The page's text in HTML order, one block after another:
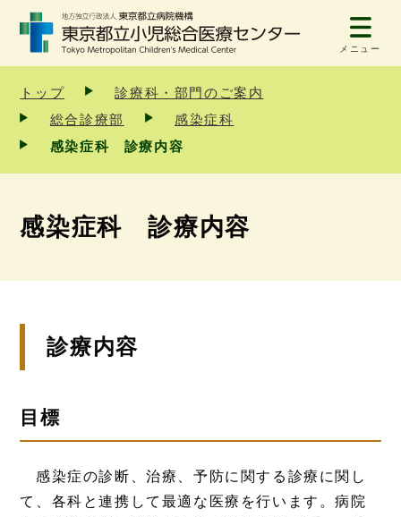
メニュー
トップ
診療科・部門のご案内
総合診療部
感染症科
感染症科 診療内容
感染症科 診療内容
診療内容
目標
感染症の診断、治療、予防に関する診療に関し
て、各科と連携して最適な医療を行います。病院